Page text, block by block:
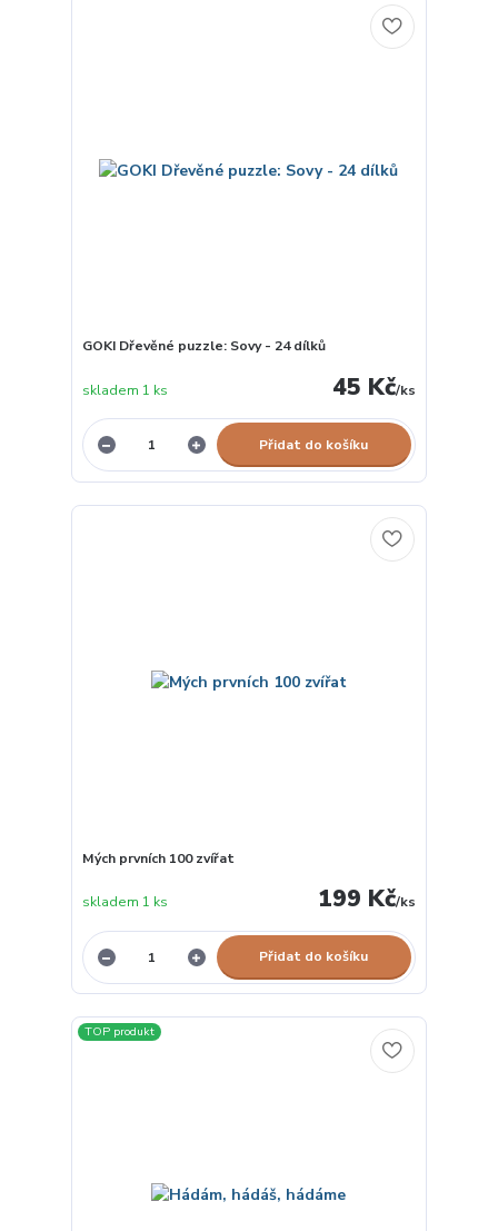
GOKI Dřevěné puzzle: Sovy - 24 dílků
45 Kč/ks
skladem 1 ks
Přidat do košíku
Mých prvních 100 zvířat
199 Kč/ks
skladem 1 ks
Přidat do košíku
TOP produkt